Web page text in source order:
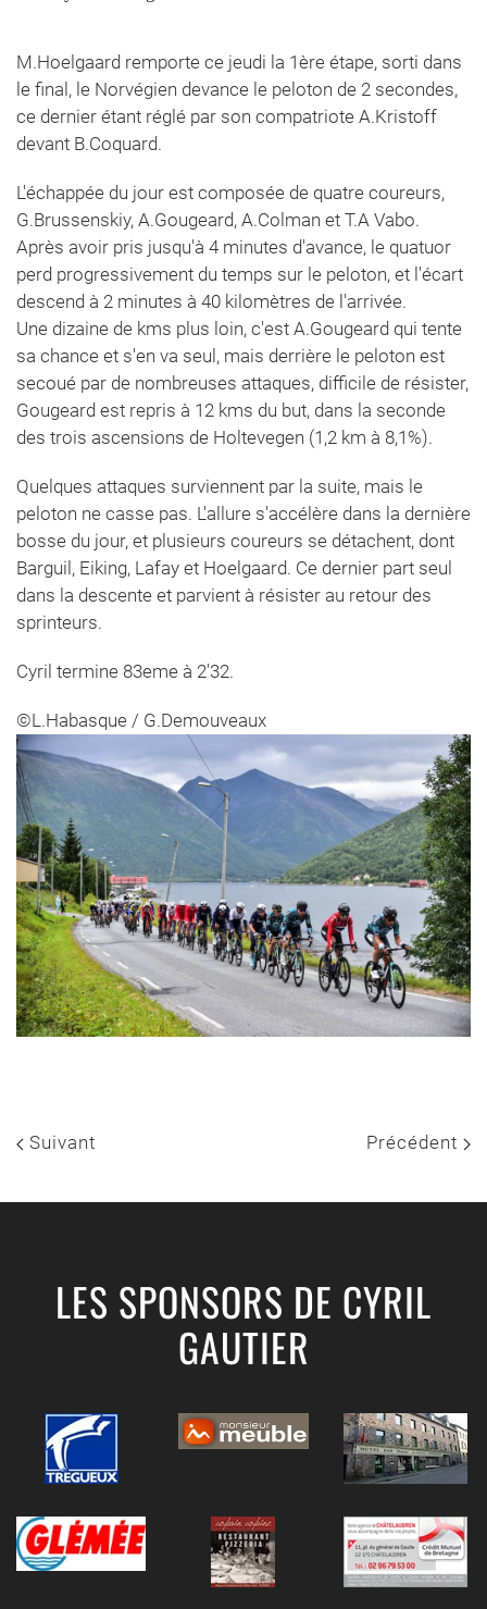
M.Hoelgaard remporte ce jeudi la 1ère étape, sorti dans
le final, le Norvégien devance le peloton de 2 secondes,
ce dernier étant réglé par son compatriote A.Kristoff
devant B.Coquard.
L'échappée du jour est composée de quatre coureurs,
G.Brussenskiy, A.Gougeard, A.Colman et T.A Vabo.
Après avoir pris jusqu'à 4 minutes d'avance, le quatuor
perd progressivement du temps sur le peloton, et l'écart
descend à 2 minutes à 40 kilomètres de l'arrivée.
Une dizaine de kms plus loin, c'est A.Gougeard qui tente
sa chance et s'en va seul, mais derrière le peloton est
secoué par de nombreuses attaques, difficile de résister,
Gougeard est repris à 12 kms du but, dans la seconde
des trois ascensions de Holtevegen (1,2 km à 8,1%).
Quelques attaques surviennent par la suite, mais le
peloton ne casse pas. L'allure s'accélère dans la dernière
bosse du jour, et plusieurs coureurs se détachent, dont
Barguil, Eiking, Lafay et Hoelgaard. Ce dernier part seul
dans la descente et parvient à résister au retour des
sprinteurs.
Cyril termine 83eme à 2'32.
©L.Habasque / G.Demouveaux
Suivant Précédent
LES SPONSORS DE CYRIL
GAUTIER